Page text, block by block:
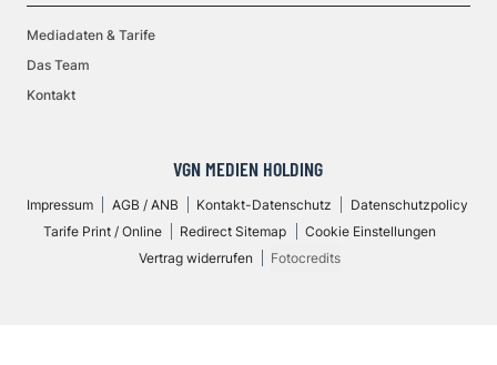
Mediadaten & Tarife
Das Team
Kontakt
VGN MEDIEN HOLDING
Impressum AGB / ANB Kontakt-Datenschutz
Datenschutzpolicy
Tarife Print / Online
Redirect Sitemap
Cookie Einstellungen
Vertrag widerrufen
Fotocredits